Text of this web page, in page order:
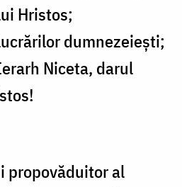
Hristos;
dumnezeieşti;
Niceta, darul
propovăduitor al